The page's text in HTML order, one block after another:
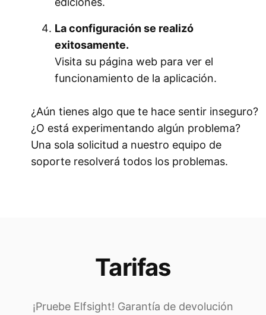
La configuración se realizó
exitosamente.
Visita su página web para ver el
funcionamiento de la aplicación.
¿Aún tienes algo que te hace sentir inseguro?
¿O está experimentando algún problema?
Una sola solicitud a nuestro equipo de
soporte resolverá todos los problemas.
Tarifas
¡Pruebe Elfsight! Garantía de devolución